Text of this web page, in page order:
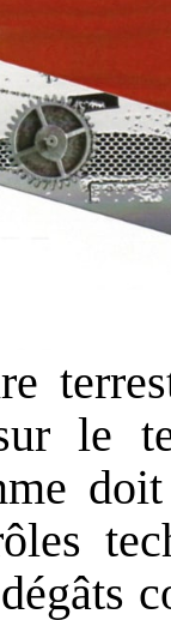
le